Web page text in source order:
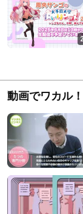
動画でワカル